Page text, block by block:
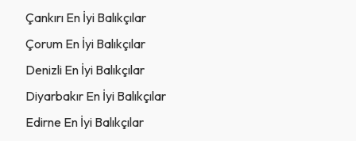
Çankırı En İyi Balıkçılar
Çorum En İyi Balıkçılar
Denizli En İyi Balıkçılar
Diyarbakır En İyi Balıkçılar
Edirne En İyi Balıkçılar